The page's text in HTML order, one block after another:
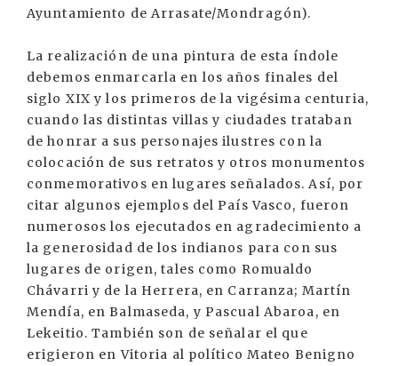
Ayuntamiento de Arrasate/Mondragón).
La realización de una pintura de esta índole
debemos enmarcarla en los años finales del
siglo XIX y los primeros de la vigésima centuria,
cuando las distintas villas y ciudades trataban
de honrar a sus personajes ilustres con la
colocación de sus retratos y otros monumentos
conmemorativos en lugares señalados. Así, por
citar algunos ejemplos del País Vasco, fueron
numerosos los ejecutados en agradecimiento a
la generosidad de los indianos para con sus
lugares de origen, tales como Romualdo
Chávarri y de la Herrera, en Carranza; Martín
Mendía, en Balmaseda, y Pascual Abaroa, en
Lekeitio. También son de señalar el que
erigieron en Vitoria al político Mateo Benigno